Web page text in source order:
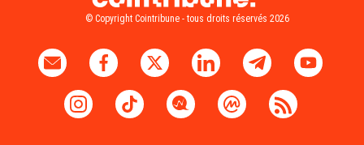
© Copyright Cointribune - tous droits réservés 2026